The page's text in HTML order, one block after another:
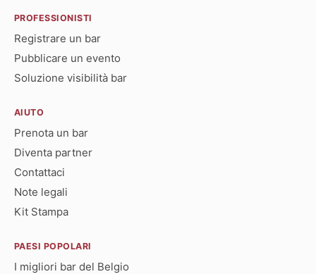
PROFESSIONISTI
Registrare un bar
Pubblicare un evento
Soluzione visibilità bar
AIUTO
Prenota un bar
Diventa partner
Contattaci
Note legali
Kit Stampa
PAESI POPOLARI
I migliori bar del Belgio